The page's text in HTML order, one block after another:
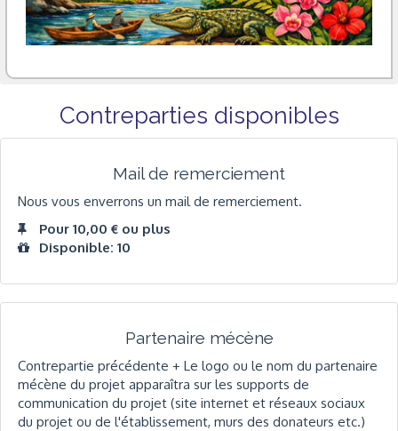
Contreparties disponibles
Mail de remerciement
Nous vous enverrons un mail de remerciement.
Pour 10,00 € ou plus
Disponible: 10
Partenaire mécène
Contrepartie précédente + Le logo ou le nom du partenaire
mécène du projet apparaîtra sur les supports de
communication du projet (site internet et réseaux sociaux
du projet ou de l'établissement, murs des donateurs etc.)